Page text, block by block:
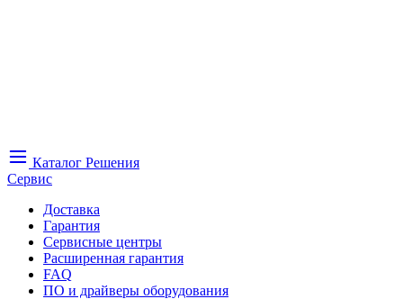
Каталог Решения
Сервис
Доставка
Гарантия
Сервисные центры
Расширенная гарантия
FAQ
ПО и драйверы оборудования